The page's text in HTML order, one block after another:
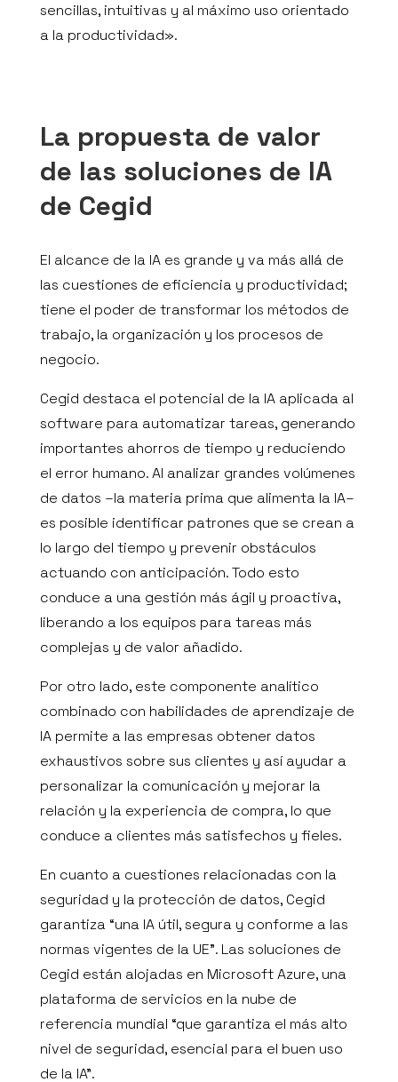
SOBRE
QUE HACEMOS
SECTORES
SOLUCIONES
KIT DIGITAL
CONTENIDOS
CARRERAS
SOPORTE
CONTACTO
PRESUPUESTO
ES
sencillas, intuitivas y al máximo uso orientado
a la productividad».
La propuesta de valor
de las soluciones de IA
de Cegid
El alcance de la IA es grande y va más allá de
las cuestiones de eficiencia y productividad;
tiene el poder de transformar los métodos de
trabajo, la organización y los procesos de
negocio.
Cegid destaca el potencial de la IA aplicada al
software para automatizar tareas, generando
importantes ahorros de tiempo y reduciendo
el error humano. Al analizar grandes volúmenes
de datos –la materia prima que alimenta la IA–
es posible identificar patrones que se crean a
lo largo del tiempo y prevenir obstáculos
actuando con anticipación. Todo esto
conduce a una gestión más ágil y proactiva,
liberando a los equipos para tareas más
complejas y de valor añadido.
Por otro lado, este componente analítico
combinado con habilidades de aprendizaje de
IA permite a las empresas obtener datos
exhaustivos sobre sus clientes y así ayudar a
personalizar la comunicación y mejorar la
relación y la experiencia de compra, lo que
conduce a clientes más satisfechos y fieles.
En cuanto a cuestiones relacionadas con la
seguridad y la protección de datos, Cegid
garantiza “una IA útil, segura y conforme a las
normas vigentes de la UE”. Las soluciones de
Cegid están alojadas en Microsoft Azure, una
plataforma de servicios en la nube de
referencia mundial “que garantiza el más alto
nivel de seguridad, esencial para el buen uso
de la IA”.